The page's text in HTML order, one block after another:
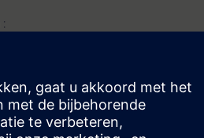
SIMATIC PCS 7 Project op basis van een